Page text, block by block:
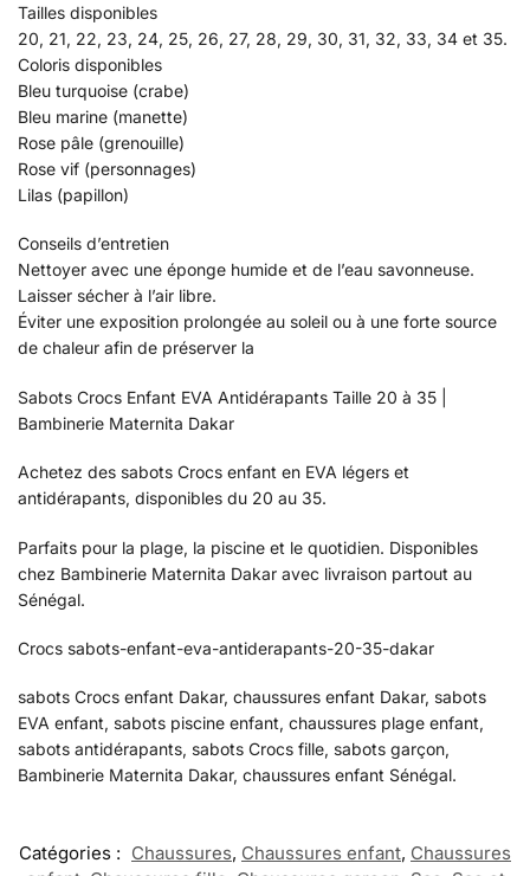
Tailles disponibles
20, 21, 22, 23, 24, 25, 26, 27, 28, 29, 30, 31, 32, 33, 34 et 35.
Coloris disponibles
Bleu turquoise (crabe)
Bleu marine (manette)
Rose pâle (grenouille)
Rose vif (personnages)
Lilas (papillon)
Conseils d’entretien
Nettoyer avec une éponge humide et de l’eau savonneuse.
Laisser sécher à l’air libre.
Éviter une exposition prolongée au soleil ou à une forte source
de chaleur afin de préserver la
Sabots Crocs Enfant EVA Antidérapants Taille 20 à 35 |
Bambinerie Maternita Dakar
Achetez des sabots Crocs enfant en EVA légers et
antidérapants, disponibles du 20 au 35.
Parfaits pour la plage, la piscine et le quotidien. Disponibles
chez Bambinerie Maternita Dakar avec livraison partout au
Sénégal.
Crocs sabots-enfant-eva-antiderapants-20-35-dakar
sabots Crocs enfant Dakar, chaussures enfant Dakar, sabots
EVA enfant, sabots piscine enfant, chaussures plage enfant,
sabots antidérapants, sabots Crocs fille, sabots garçon,
Bambinerie Maternita Dakar, chaussures enfant Sénégal.
Catégories : Chaussures, Chaussures enfant, Chaussures